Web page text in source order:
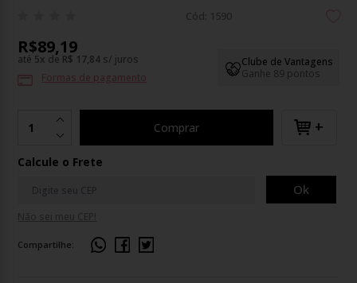
Cód: 1590
Clube de Vantagens
Ganhe 89 pontos
R$89,19
até 5x de R$ 17,84 s/ juros
Formas de pagamento
Comprar +
Calcule o Frete
Ok
Compartilhe: